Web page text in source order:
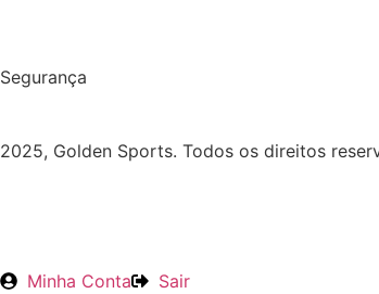
Segurança
2025, Golden Sports. Todos os direitos
Minha Conta Sair